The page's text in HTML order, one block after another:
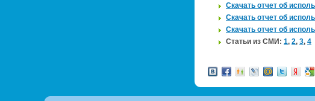
Ска­чать отчет об
Ска­чать отчет об
Ска­чать отчет об
Ста­тьи из СМИ: 1, 2, 3, 4